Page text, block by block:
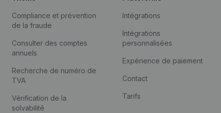
Compliance et prévention
de la fraude
Consulter des comptes
annuels
Recherche de numéro de
TVA
Vérification de la
solvabilité
Intégrations
Intégrations
personnalisées
Expérience de paiement
Contact
Tarifs